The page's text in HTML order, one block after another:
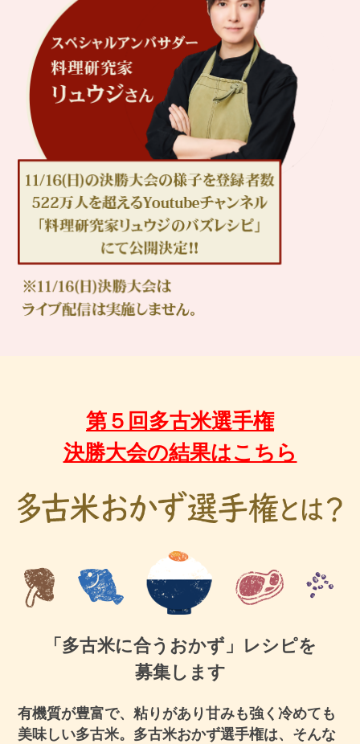
第５回多古米選手権
決勝大会の結果はこちら
「多古米に合うおかず」レシピを
募集します
有機質が豊富で、粘りがあり甘みも強く冷めても
美味しい多古米。 多古米おかず選手権は、そんな